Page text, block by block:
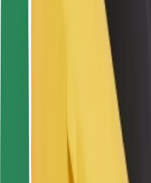
Risinājumi pilsētām
Bolt uzlādes statīvi
Kurjeriem
Bolt Food
Autoparku īpašniekiem